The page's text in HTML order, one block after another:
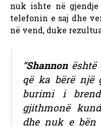
nuk ishte në
telefonin e saj dhe
në vend, duke
“Shannonështë
që ka bërë një
burimi i
gjithmonë
dhe nuk e